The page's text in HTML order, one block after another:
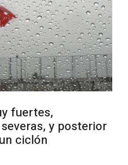
Muai Thai en